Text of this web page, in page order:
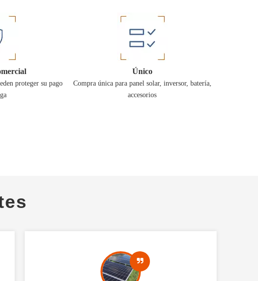
proteger su pago
Único
Compra única para panel solar, inversor, batería,
accesorios